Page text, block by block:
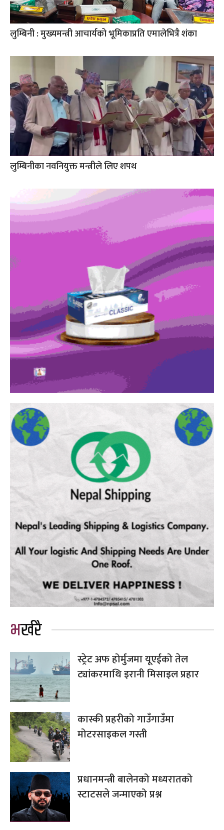
लुम्बिनी : मुख्यमन्त्री आचार्यको भूमिकाप्रति एमालेभित्रै शंका
लुम्बिनीका नवनियुक्त मन्त्रीले लिए शपथ
भर्खरै
स्ट्रेट अफ होर्मुजमा यूएईको तेल
ट्यांकरमाथि इरानी मिसाइल प्रहार
कास्की प्रहरीको गाउँगाउँमा
मोटरसाइकल गस्ती
प्रधानमन्त्री बालेनको मध्यरातको
स्टाटसले जन्माएको प्रश्न